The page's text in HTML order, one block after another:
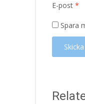
E-post *
Spara